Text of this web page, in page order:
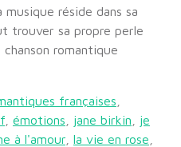
réside dans sa
trouver sa propre perle
romantique
françaises
émotions jane birkin
je
à l'amour la vie en rose